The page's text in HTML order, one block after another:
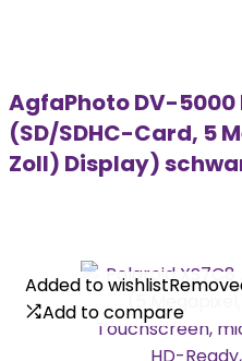
AgfaPhoto DV-5000
(SD/SDHC-Card, 5
Zoll) Display)
Added to wishlist
Add to compare
Added to wishlist
Add to compare